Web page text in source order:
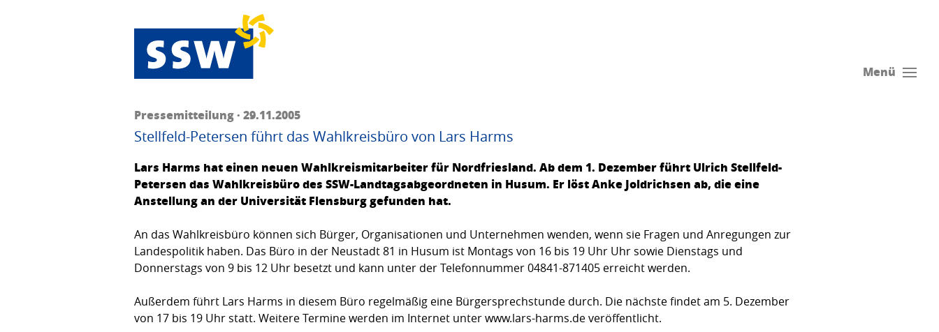
Menü
Pressemitteilung · 29.11.2005
Stellfeld-Petersen führt das Wahlkreisbüro von Lars Harms
Lars Harms hat einen neuen Wahlkreismitarbeiter für Nordfriesland. Ab dem 1. Dezember führt Ulrich Stellfeld-
Petersen das Wahlkreisbüro des SSW-Landtagsabgeordneten in Husum. Er löst Anke Joldrichsen ab, die eine
Anstellung an der Universität Flensburg gefunden hat.
An das Wahlkreisbüro können sich Bürger, Organisationen und Unternehmen wenden, wenn sie Fragen und Anregungen zur
Landespolitik haben. Das Büro in der Neustadt 81 in Husum ist Montags von 16 bis 19 Uhr Uhr sowie Dienstags und
Donnerstags von 9 bis 12 Uhr besetzt und kann unter der Telefonnummer 04841-871405 erreicht werden.
Außerdem führt Lars Harms in diesem Büro regelmäßig eine Bürgersprechstunde durch. Die nächste findet am 5. Dezember
von 17 bis 19 Uhr statt. Weitere Termine werden im Internet unter www.lars-harms.de veröffentlicht.